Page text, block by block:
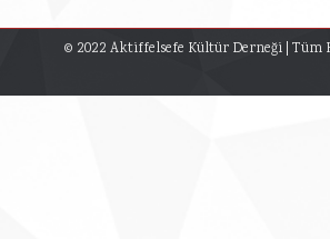
© 2022 Aktiffelsefe Kültür Derneği | Tüm